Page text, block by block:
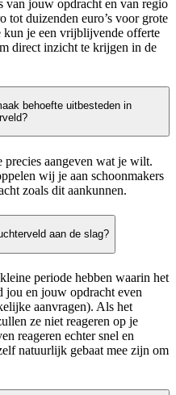
van jouw opdracht en van regio
tot duizenden euro’s voor grote
kun je een vrijblijvende offerte
direct inzicht te krijgen in de
behoefte uitbesteden in
aangeven wat je wilt.
wij je aan schoonmakers
zoals dit aankunnen.
aan de slag?
periode hebben waarin het
jou en jouw opdracht even
aanvragen). Als het
ze niet reageren op je
reageren echter snel en
natuurlijk gebaat mee zijn om